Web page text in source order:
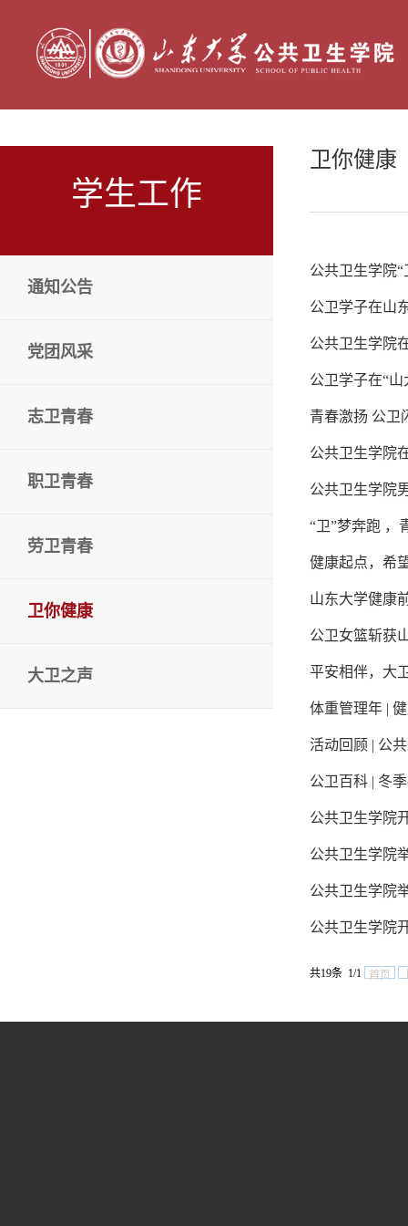
学生工作
通知公告
党团风采
志卫青春
职卫青春
劳卫青春
卫你健康
大卫之声
卫你健康
公共卫生学院
公卫学子在山
公共卫生学院
公卫学子在“
青春激扬 公卫
公共卫生学院
公共卫生学院
“卫”梦奔跑 ，
健康起点，希
山东大学健康
公卫女篮斩获
平安相伴，大
体重管理年 |
活动回顾 | 公
公卫百科 | 冬
公共卫生学院
公共卫生学院
公共卫生学院
公共卫生学院
共19条 1/1 首页